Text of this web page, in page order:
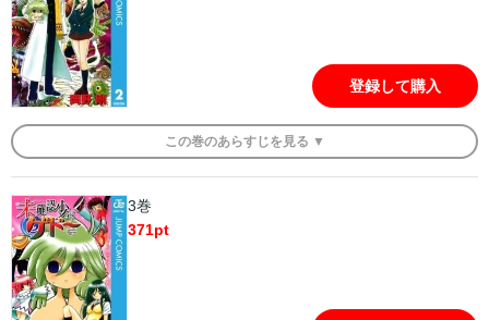
登録して購入
この巻のあらすじを 見る ▼
3巻
371pt